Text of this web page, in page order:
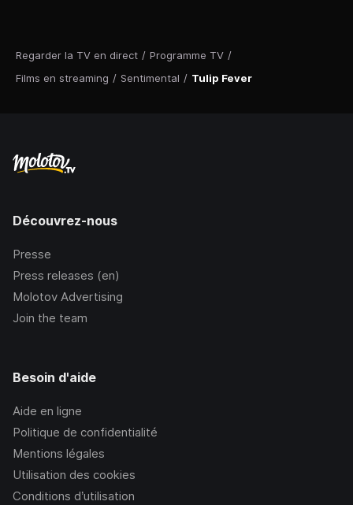
Regarder la TV en direct / Programme TV /
Films en streaming / Sentimental / Tulip Fever
Découvrez-nous
Presse
Press releases (en)
Molotov Advertising
Join the team
Besoin d'aide
Aide en ligne
Politique de confidentialité
Mentions légales
Utilisation des cookies
Conditions d’utilisation